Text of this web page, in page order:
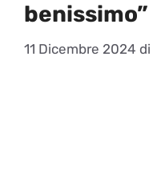
benissimo”
11 Dicembre 2024 di